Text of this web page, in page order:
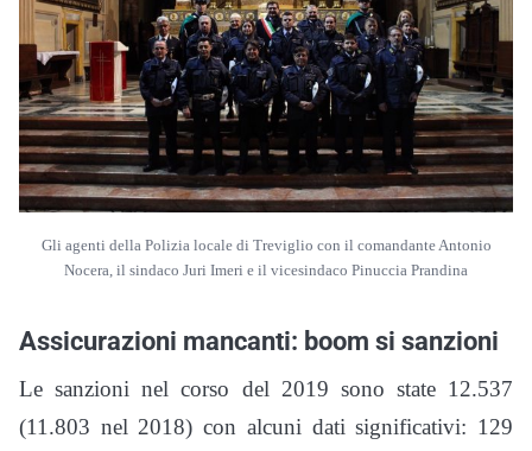
Gli agenti della Polizia locale di Treviglio con il comandante Antonio
Nocera, il sindaco Juri Imeri e il vicesindaco Pinuccia Prandina
Assicurazioni mancanti: boom si sanzioni
Le sanzioni nel corso del 2019 sono state 12.537
(11.803 nel 2018) con alcuni dati significativi: 129